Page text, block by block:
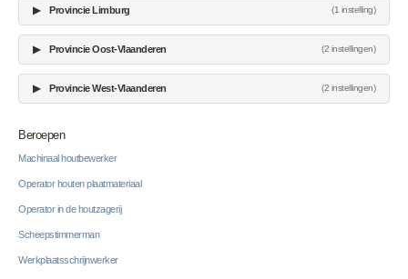
▶ Provincie Limburg (1 instelling)
▶ Provincie Oost-Vlaanderen (2 instellingen)
▶ Provincie West-Vlaanderen (2 instellingen)
Beroepen
Machinaal houtbewerker
Operator houten plaatmateriaal
Operator in de houtzagerij
Scheepstimmerman
Werkplaatsschrijnwerker